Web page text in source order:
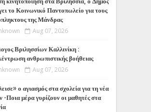
κινητοποίηση στα Βριλήσσια, ο Δήμος
το Κοινωνικό Παντοπωλείο για τους
της Μάνδρας
Aug 07, 2026
Βριλησσίων Καλλινίκη :
ανθρωπιστικής βοήθειας
Aug 07, 2026
ο αγιασμός στα σχολεία για τη νέα
-Ποια μέρα γυρίζουν οι μαθητές στα